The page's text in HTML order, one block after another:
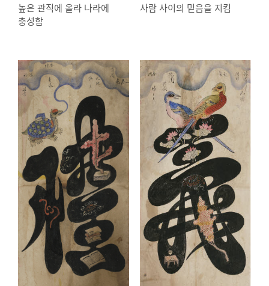
높은 관직에 올라 나라에
충성함
사람 사이의 믿음을 지킴